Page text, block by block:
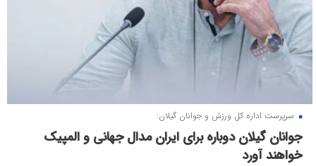
سرپرست اداره کل ورزش و جوانان گیلان:
جوانان گیلان دوباره برای ایران مدال جهانی و المپیک
خواهند آورد
سخنگوی سازمان منطقه آزاد انزلی خبر داد:
تمدید خودکار مجوز تردد خودروهای پلاک منطقه آزاد انزلی
تا پایان آذر ماه